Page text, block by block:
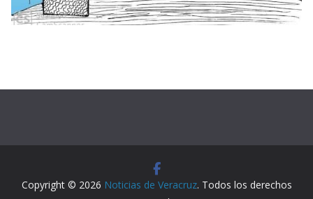
Copyright © 2026 Noticias de Veracruz. Todos los derechos